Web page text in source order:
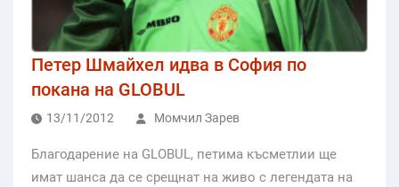
Петер Шмайхел идва в София по
покана на GLOBUL
13/11/2012 Момчил Зарев
Благодарение на GLOBUL, петима късметлии ще
имат шанса да се срещнат на живо с легендата на